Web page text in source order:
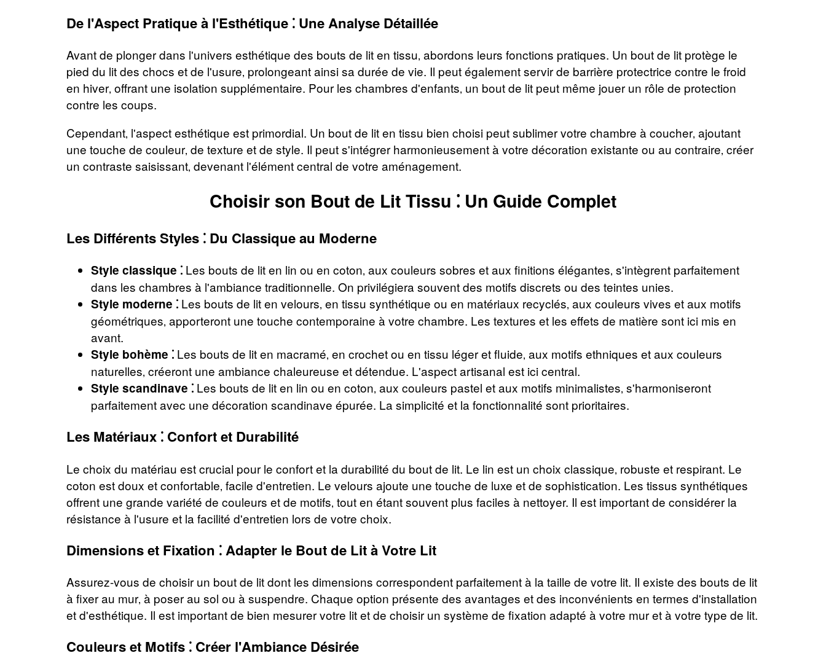
De l'Aspect Pratique à l'Esthétique ⁚ Une Analyse Détaillée
Avant de plonger dans l'univers esthétique des bouts de lit en tissu‚ abordons leurs fonctions pratiques. Un bout de lit protège le
pied du lit des chocs et de l'usure‚ prolongeant ainsi sa durée de vie. Il peut également servir de barrière protectrice contre le froid
en hiver‚ offrant une isolation supplémentaire. Pour les chambres d'enfants‚ un bout de lit peut même jouer un rôle de protection
contre les coups.
Cependant‚ l'aspect esthétique est primordial. Un bout de lit en tissu bien choisi peut sublimer votre chambre à coucher‚ ajoutant
une touche de couleur‚ de texture et de style. Il peut s'intégrer harmonieusement à votre décoration existante ou au contraire‚ créer
un contraste saisissant‚ devenant l'élément central de votre aménagement.
Choisir son Bout de Lit Tissu ⁚ Un Guide Complet
Les Différents Styles ⁚ Du Classique au Moderne
Style classique ⁚Les bouts de lit en lin ou en coton‚ aux couleurs sobres et aux finitions élégantes‚ s'intègrent parfaitement
dans les chambres à l'ambiance traditionnelle. On privilégiera souvent des motifs discrets ou des teintes unies.
Style moderne ⁚Les bouts de lit en velours‚ en tissu synthétique ou en matériaux recyclés‚ aux couleurs vives et aux motifs
géométriques‚ apporteront une touche contemporaine à votre chambre. Les textures et les effets de matière sont ici mis en
avant.
Style bohème ⁚Les bouts de lit en macramé‚ en crochet ou en tissu léger et fluide‚ aux motifs ethniques et aux couleurs
naturelles‚ créeront une ambiance chaleureuse et détendue. L'aspect artisanal est ici central.
Style scandinave ⁚Les bouts de lit en lin ou en coton‚ aux couleurs pastel et aux motifs minimalistes‚ s'harmoniseront
parfaitement avec une décoration scandinave épurée. La simplicité et la fonctionnalité sont prioritaires.
Les Matériaux ⁚ Confort et Durabilité
Le choix du matériau est crucial pour le confort et la durabilité du bout de lit. Le lin est un choix classique‚ robuste et respirant. Le
coton est doux et confortable‚ facile d'entretien. Le velours ajoute une touche de luxe et de sophistication. Les tissus synthétiques
offrent une grande variété de couleurs et de motifs‚ tout en étant souvent plus faciles à nettoyer. Il est important de considérer la
résistance à l'usure et la facilité d'entretien lors de votre choix.
Dimensions et Fixation ⁚ Adapter le Bout de Lit à Votre Lit
Assurez-vous de choisir un bout de lit dont les dimensions correspondent parfaitement à la taille de votre lit. Il existe des bouts de lit
à fixer au mur‚ à poser au sol ou à suspendre. Chaque option présente des avantages et des inconvénients en termes d'installation
et d'esthétique. Il est important de bien mesurer votre lit et de choisir un système de fixation adapté à votre mur et à votre type de lit.
Couleurs et Motifs ⁚ Créer l'Ambiance Désirée